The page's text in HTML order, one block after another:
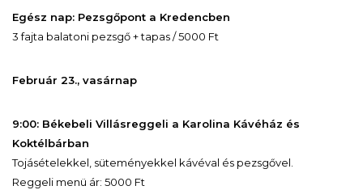
Egész nap: Pezsgőpont a Kredencben
3 fajta balatoni pezsgő + tapas / 5000 Ft
Február 23., vasárnap
9:00: Békebeli Villásreggeli a Karolina Kávéház és
Koktélbárban
Tojásételekkel, süteményekkel kávéval és pezsgővel.
Reggeli menü ár: 5000 Ft